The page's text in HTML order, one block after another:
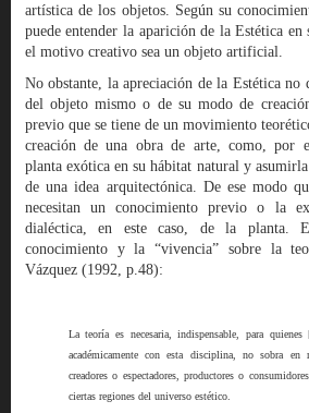
artística de los objetos. Según su
puede entender la aparición de la Estética
el motivo creativo sea un objeto artificial.
No obstante, la apreciación de la Estética no
del objeto mismo o de su modo de
previo que se tiene de un movimiento
creación de una obra de arte, como, por
planta exótica en su hábitat natural y
de una idea arquitectónica. De ese modo
necesitan un conocimiento previo o la
dialéctica, en este caso, de la planta.
conocimiento y la “vivencia” sobre la
Vázquez (1992, p.48):
La teoría es necesaria, indispensable, para
académicamente con esta disciplina, no sobra en
creadores o espectadores, productores o
ciertas regiones del universo estético.